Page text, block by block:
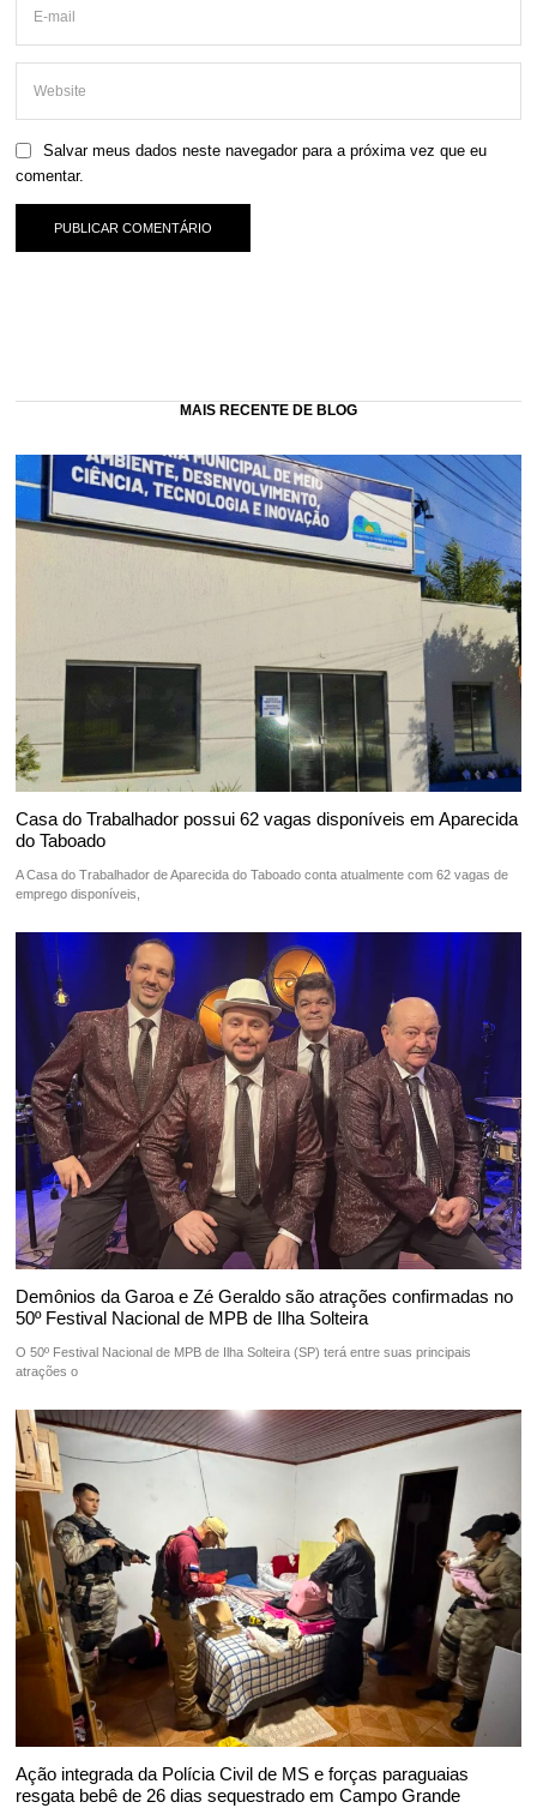
Salvar meus dados neste navegador para a próxima vez que eu
comentar.
MAIS RECENTE DE BLOG
Casa do Trabalhador possui 62 vagas disponíveis em Aparecida
do Taboado
A Casa do Trabalhador de Aparecida do Taboado conta atualmente com 62 vagas de
emprego disponíveis,
Demônios da Garoa e Zé Geraldo são atrações confirmadas no
50º Festival Nacional de MPB de Ilha Solteira
O 50º Festival Nacional de MPB de Ilha Solteira (SP) terá entre suas principais
atrações o
Ação integrada da Polícia Civil de MS e forças paraguaias
resgata bebê de 26 dias sequestrado em Campo Grande